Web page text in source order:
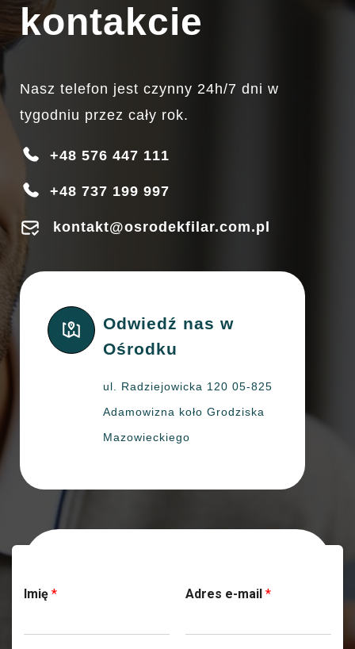
kontakcie
Nasz telefon jest czynny 24h/7 dni w
tygodniu przez cały rok.
+48 576 447 111
+48 737 199 997
kontakt@osrodekfilar.com.pl
Odwiedź nas w
Ośrodku
ul. Radziejowicka 120 05-825
Adamowizna koło Grodziska
Mazowieckiego
Imię * Adres e-mail *